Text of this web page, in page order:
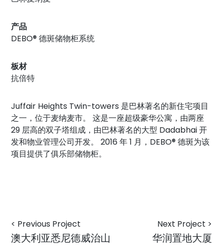
产品
DEBO® 德斑储物柜系统
板材
抗倍特
Juffair Heights Twin-towers 是巴林著名的新住宅项目
之一，位于麦纳麦市。 这是一座超级豪华公寓，由两座
29 层高的双子塔组成，由巴林著名的大型 Dadabhai 开
发和物业管理公司开发。 2016 年 1 月，DEBO® 德斑为该
项目提供了俱乐部储物柜。
< Previous Project
澳大利亚悉尼德威治山
Next Project >
华润置地大厦